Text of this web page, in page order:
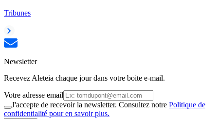
Tribunes
Newsletter
Recevez Aleteia chaque jour dans votre boite e-mail.
Votre adresse email
J'accepte de recevoir la newsletter. Consultez notre Politique de
confidentialité pour en savoir plus.